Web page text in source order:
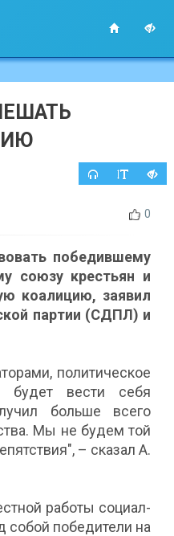
0
победившему
союзу крестьян и
коалицию, заявил
партии (СДПЛ) и
политическое
будет вести себя
больше всего
Мы не будем той
– сказал А.
работы социал-
собой победители на